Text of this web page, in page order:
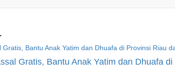
Gratis, Bantu Anak Yatim dan Dhuafa